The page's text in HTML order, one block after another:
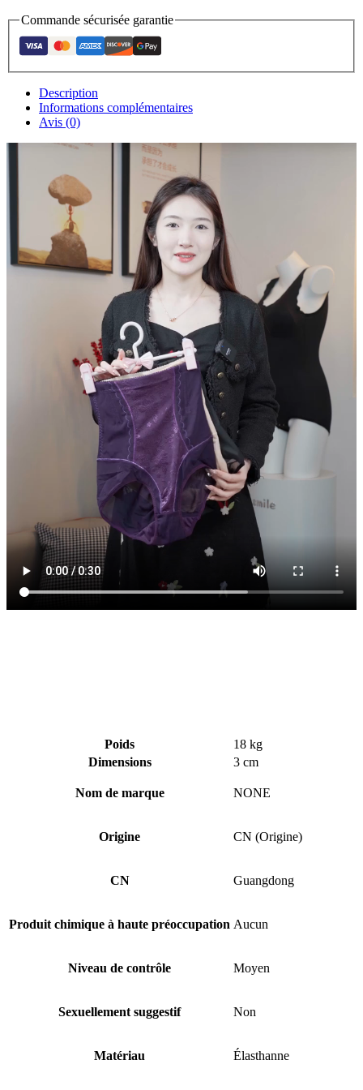
Commande sécurisée garantie
Description
Informations complémentaires
Avis (0)
Poids
18 kg
Dimensions
3 cm
Nom de marque NONE
Origine CN (Origine)
CN Guangdong
Produit chimique à haute préoccupation Aucun
Niveau de contrôle Moyen
Sexuellement suggestif Non
Matériau Élasthanne